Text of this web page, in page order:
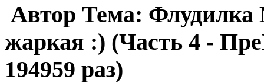
Автор Тема: Флудилка
жаркая :) (Часть 4 -
194959 раз)